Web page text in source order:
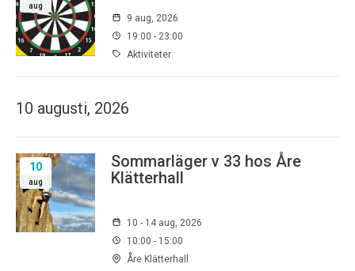
aug
9 aug, 2026
19:00 - 23:00
Aktiviteter
10 augusti, 2026
10
aug
Sommarläger v 33 hos Åre
Klätterhall
10 - 14 aug, 2026
10:00 - 15:00
Åre Klätterhall